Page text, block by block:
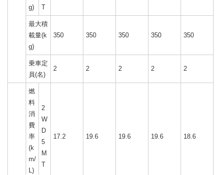
g)
T
最大積
載量(k
g)
350 350 350 350 350
乗車定
員(名)
2 2 2 2 2
燃
料
消
費
率
(k
m/
L)
2
W
D
5
M
T
17.2 19.6 19.6 19.6 18.6